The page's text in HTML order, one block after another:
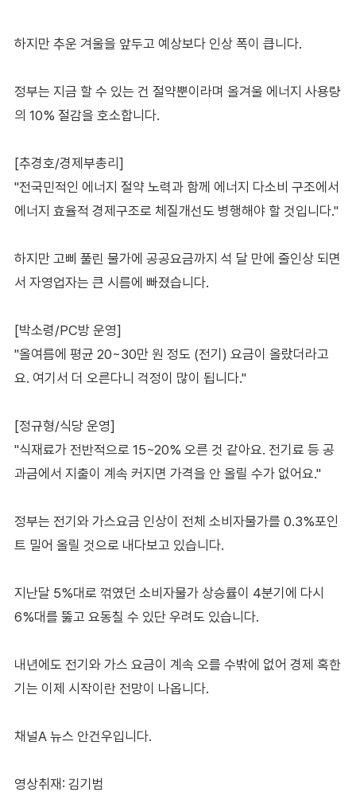
하지만 추운 겨울을 앞두고 예상보다 인상 폭이 큽니다.
정부는 지금 할 수 있는 건 절약뿐이라며 올겨울 에너지 사용량
의 10% 절감을 호소합니다.
[추경호/경제부총리]
"전국민적인 에너지 절약 노력과 함께 에너지 다소비 구조에서
에너지 효율적 경제구조로 체질개선도 병행해야 할 것입니다."
하지만 고삐 풀린 물가에 공공요금까지 석 달 만에 줄인상 되면
서 자영업자는 큰 시름에 빠졌습니다.
[박소령/PC방 운영]
"올여름에 평균 20~30만 원 정도 (전기) 요금이 올랐더라고
요. 여기서 더 오른다니 걱정이 많이 됩니다."
[정규형/식당 운영]
"식재료가 전반적으로 15~20% 오른 것 같아요. 전기료 등 공
과금에서 지출이 계속 커지면 가격을 안 올릴 수가 없어요."
정부는 전기와 가스요금 인상이 전체 소비자물가를 0.3%포인
트 밀어 올릴 것으로 내다보고 있습니다.
지난달 5%대로 꺾였던 소비자물가 상승률이 4분기에 다시
6%대를 뚫고 요동칠 수 있단 우려도 있습니다.
내년에도 전기와 가스 요금이 계속 오를 수밖에 없어 경제 혹한
기는 이제 시작이란 전망이 나옵니다.
채널A 뉴스 안건우입니다.
영상취재: 김기범